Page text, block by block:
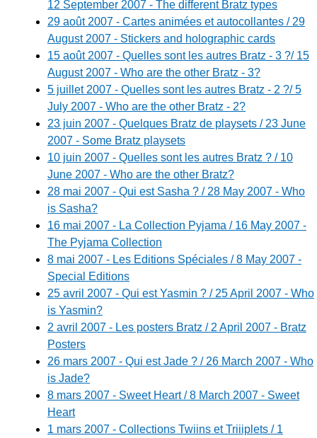
12 September 2007 - The different Bratz types
29 août 2007 - Cartes animées et autocollantes / 29
August 2007 - Stickers and holographic cards
15 août 2007 - Quelles sont les autres Bratz - 3 ?/ 15
August 2007 - Who are the other Bratz - 3?
5 juillet 2007 - Quelles sont les autres Bratz - 2 ?/ 5
July 2007 - Who are the other Bratz - 2?
23 juin 2007 - Quelques Bratz de playsets / 23 June
2007 - Some Bratz playsets
10 juin 2007 - Quelles sont les autres Bratz ? / 10
June 2007 - Who are the other Bratz?
28 mai 2007 - Qui est Sasha ? / 28 May 2007 - Who
is Sasha?
16 mai 2007 - La Collection Pyjama / 16 May 2007 -
The Pyjama Collection
8 mai 2007 - Les Editions Spéciales / 8 May 2007 -
Special Editions
25 avril 2007 - Qui est Yasmin ? / 25 April 2007 - Who
is Yasmin?
2 avril 2007 - Les posters Bratz / 2 April 2007 - Bratz
Posters
26 mars 2007 - Qui est Jade ? / 26 March 2007 - Who
is Jade?
8 mars 2007 - Sweet Heart / 8 March 2007 - Sweet
Heart
1 mars 2007 - Collections Twiins et Triiiplets / 1